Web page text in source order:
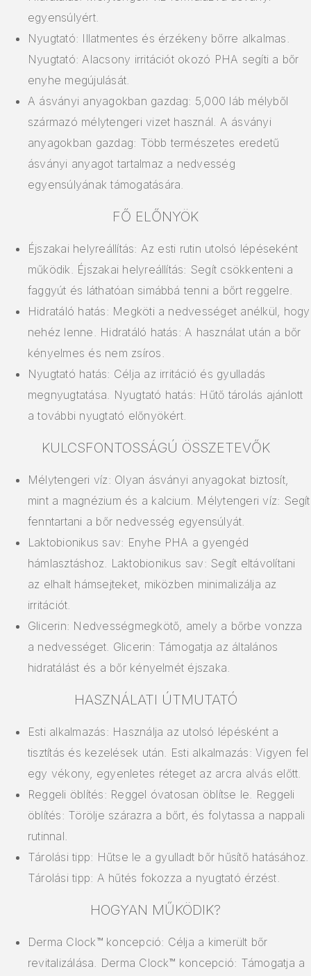
egyensúlyért.
Nyugtató: Illatmentes és érzékeny bőrre alkalmas.
Nyugtató: Alacsony irritációt okozó PHA segíti a bőr
enyhe megújulását.
A ásványi anyagokban gazdag: 5,000 láb mélyből
származó mélytengeri vizet használ. A ásványi
anyagokban gazdag: Több természetes eredetű
ásványi anyagot tartalmaz a nedvesség
egyensúlyának támogatására.
FŐ ELŐNYÖK
Éjszakai helyreállítás: Az esti rutin utolsó lépéseként
működik. Éjszakai helyreállítás: Segít csökkenteni a
faggyút és láthatóan simábbá tenni a bőrt reggelre.
Hidratáló hatás: Megköti a nedvességet anélkül, hogy
nehéz lenne. Hidratáló hatás: A használat után a bőr
kényelmes és nem zsíros.
Nyugtató hatás: Célja az irritáció és gyulladás
megnyugtatása. Nyugtató hatás: Hűtő tárolás ajánlott
a további nyugtató előnyökért.
KULCSFONTOSSÁGÚ ÖSSZETEVŐK
Mélytengeri víz: Olyan ásványi anyagokat biztosít,
mint a magnézium és a kalcium. Mélytengeri víz: Segít
fenntartani a bőr nedvesség egyensúlyát.
Laktobionikus sav: Enyhe PHA a gyengéd
hámlasztáshoz. Laktobionikus sav: Segít eltávolítani
az elhalt hámsejteket, miközben minimalizálja az
irritációt.
Glicerin: Nedvességmegkötő, amely a bőrbe vonzza
a nedvességet. Glicerin: Támogatja az általános
hidratálást és a bőr kényelmét éjszaka.
HASZNÁLATI ÚTMUTATÓ
Esti alkalmazás: Használja az utolsó lépésként a
tisztítás és kezelések után. Esti alkalmazás: Vigyen fel
egy vékony, egyenletes réteget az arcra alvás előtt.
Reggeli öblítés: Reggel óvatosan öblítse le. Reggeli
öblítés: Törölje szárazra a bőrt, és folytassa a nappali
rutinnal.
Tárolási tipp: Hűtse le a gyulladt bőr hűsítő hatásához.
Tárolási tipp: A hűtés fokozza a nyugtató érzést.
HOGYAN MŰKÖDIK?
Derma Clock™ koncepció: Célja a kimerült bőr
revitalizálása. Derma Clock™ koncepció: Támogatja a